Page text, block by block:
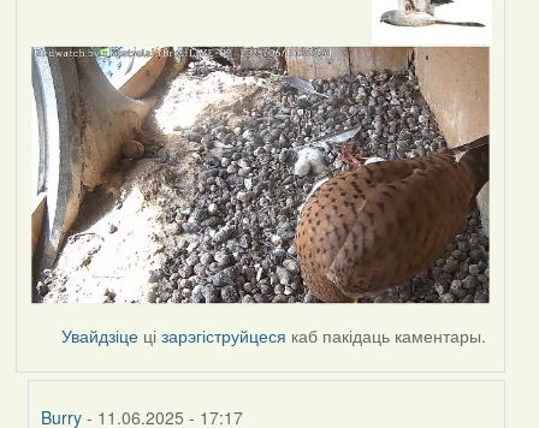
Увайдзіце цізарэгіструйцеся каб пакідаць каментары.
Burry - 11.06.2025 - 17:17